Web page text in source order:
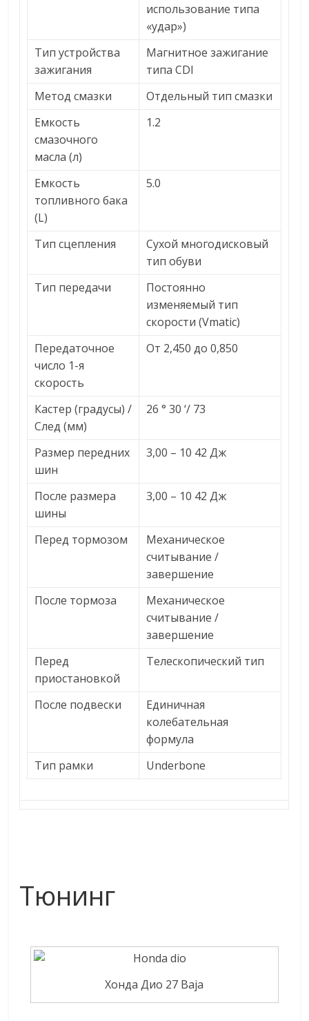
использование типа
«удар»)
Тип устройства
зажигания
Магнитное зажигание
типа CDI
Метод смазки
Отдельный тип смазки
Емкость
смазочного
масла (л)
1.2
Емкость
топливного бака
(L)
5.0
Тип сцепления
Сухой многодисковый
тип обуви
Тип передачи
Постоянно
изменяемый тип
скорости (Vmatic)
Передаточное
число 1-я
скорость
От 2,450 до 0,850
Кастер (градусы) /
След (мм)
26 ° 30 ‘/ 73
Размер передних
шин
3,00 – 10 42 Дж
После размера
шины
3,00 – 10 42 Дж
Перед тормозом
Механическое
считывание /
завершение
После тормоза
Механическое
считывание /
завершение
Перед
приостановкой
Телескопический тип
После подвески
Единичная
колебательная
формула
Тип рамки
Underbone
Тюнинг
Хонда Дио 27 Baja